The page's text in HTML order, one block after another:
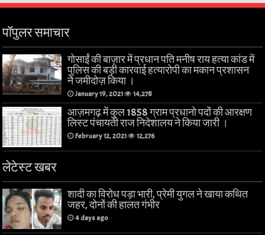
पॉपुलर समाचार
गोसाईं की बाज़ार में प्रधान पति मनीष राय हत्या कांड में
पुलिस की बड़ी कारवाई हत्यारोपी का मकान प्रशासन
ने जमीदोज़ किया ।
January 19, 2021 14,278
आज़मगढ़ में कुल 1858 ग्राम प्रधानो पदों की आरक्षण
लिस्ट पंचायती राज निदेशालय ने किया जारी ।
February 12, 2021 12,276
लेटेस्ट खबर
शादी का विरोध पड़ा भारी, प्रेमी युगल ने खाया कथित
जहर, दोनों की हालत गंभीर
4 days ago